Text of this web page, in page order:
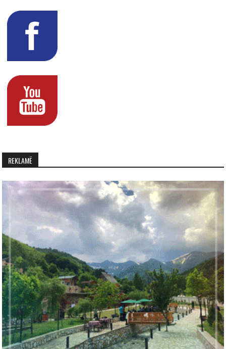
REKLAMË